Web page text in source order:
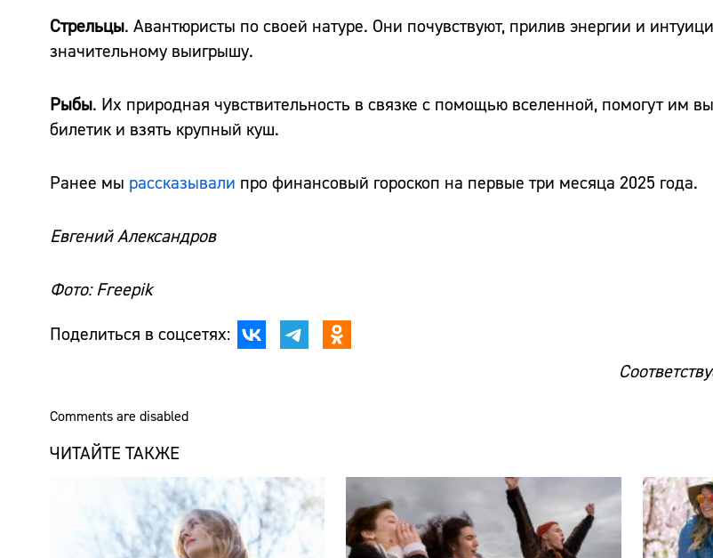
Стрельцы. Авантюристы по своей натуре. Они почувствуют, прилив энергии и
значительному выигрышу.
Рыбы. Их природная чувствительность в связке с помощью вселенной, помогут им
билетик и взять крупный куш.
Ранее мы рассказывали про финансовый гороскоп на первые три месяца 2025 года.
Евгений Александров
Фото: Freepik
Поделиться в соцсетях:
Comments are disabled
ЧИТАЙТЕ ТАКЖЕ